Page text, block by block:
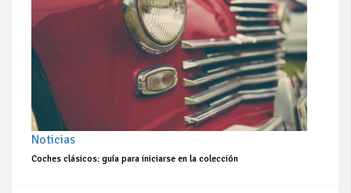
Noticias
Coches clásicos: guía para iniciarse en la colección